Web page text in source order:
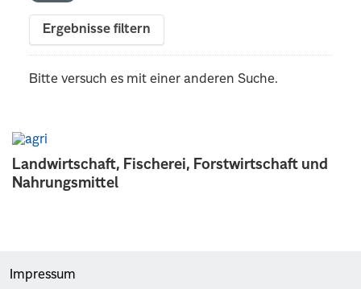
Landwirtschaft, Fischerei, Forstwirtschaft und
Nahrungsmittel
Ergebnisse filtern
Bitte versuch es mit einer anderen Suche.
Impressum